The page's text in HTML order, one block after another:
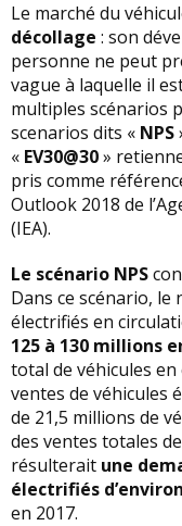
Le marché du
décollage : son
personne ne peut
vague à laquelle il
multiples scénarios
scenarios dits « NPS
« EV30@30»
pris comme
Outlook 2018 de
(IEA).
Le scénario NPS
Dans ce scénario, le
électrifiés en
125 à 130 millions
total de véhicules
ventes de véhicules
de 21,5 millions de
des ventes totales
résulterait une
électrifiés
en 2017.